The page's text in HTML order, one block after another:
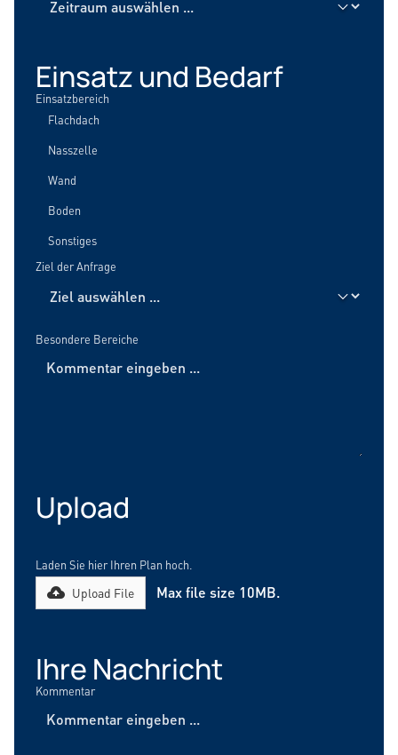
Einsatz und Bedarf
Einsatzbereich
Flachdach
Nasszelle
Wand
Boden
Sonstiges
Ziel der Anfrage
Besondere Bereiche
Upload
Laden Sie hier Ihren Plan hoch.
Upload File Max file size 10MB.
Ihre Nachricht
Kommentar